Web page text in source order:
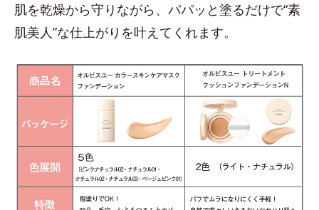
肌を乾燥から守りながら、パパッと塗るだけで“素
肌美人”な仕上がりを叶えてくれます。